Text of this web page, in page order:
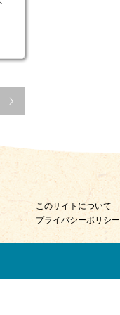

このサイトについて
プライバシーポリシー